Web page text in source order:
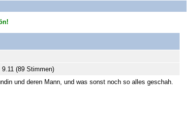
(89 Stimmen)
und deren Mann, und was sonst noch so alles geschah.